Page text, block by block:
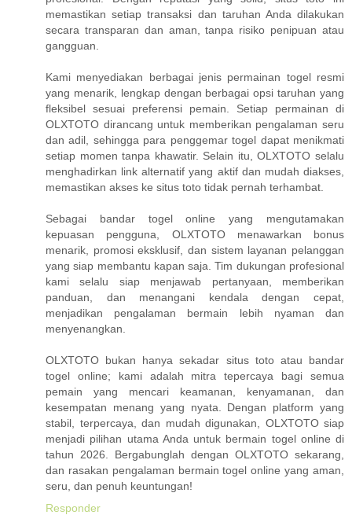
memastikan setiap transaksi dan taruhan Anda dilakukan
secara transparan dan aman, tanpa risiko penipuan atau
gangguan.
Kami menyediakan berbagai jenis permainan togel resmi
yang menarik, lengkap dengan berbagai opsi taruhan yang
fleksibel sesuai preferensi pemain. Setiap permainan di
OLXTOTO dirancang untuk memberikan pengalaman seru
dan adil, sehingga para penggemar togel dapat menikmati
setiap momen tanpa khawatir. Selain itu, OLXTOTO selalu
menghadirkan link alternatif yang aktif dan mudah diakses,
memastikan akses ke situs toto tidak pernah terhambat.
Sebagai bandar togel online yang mengutamakan
kepuasan pengguna, OLXTOTO menawarkan bonus
menarik, promosi eksklusif, dan sistem layanan pelanggan
yang siap membantu kapan saja. Tim dukungan profesional
kami selalu siap menjawab pertanyaan, memberikan
panduan, dan menangani kendala dengan cepat,
menjadikan pengalaman bermain lebih nyaman dan
menyenangkan.
OLXTOTO bukan hanya sekadar situs toto atau bandar
togel online; kami adalah mitra tepercaya bagi semua
pemain yang mencari keamanan, kenyamanan, dan
kesempatan menang yang nyata. Dengan platform yang
stabil, terpercaya, dan mudah digunakan, OLXTOTO siap
menjadi pilihan utama Anda untuk bermain togel online di
tahun 2026. Bergabunglah dengan OLXTOTO sekarang,
dan rasakan pengalaman bermain togel online yang aman,
seru, dan penuh keuntungan!
Responder